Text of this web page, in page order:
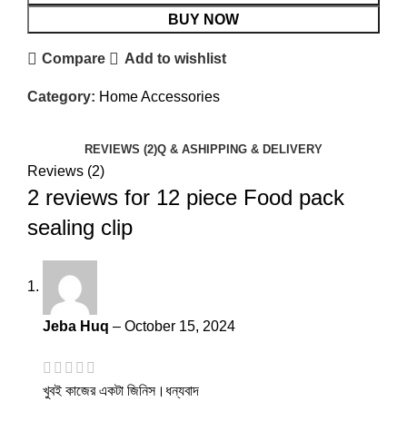
BUY NOW
Compare Add to wishlist
Category: Home Accessories
REVIEWS (2)Q & ASHIPPING & DELIVERY
Reviews (2)
2 reviews for 12 piece Food pack
sealing clip
Jeba Huq – October 15, 2024
খুবই কাজের একটা জিনিস।ধন্যবাদ